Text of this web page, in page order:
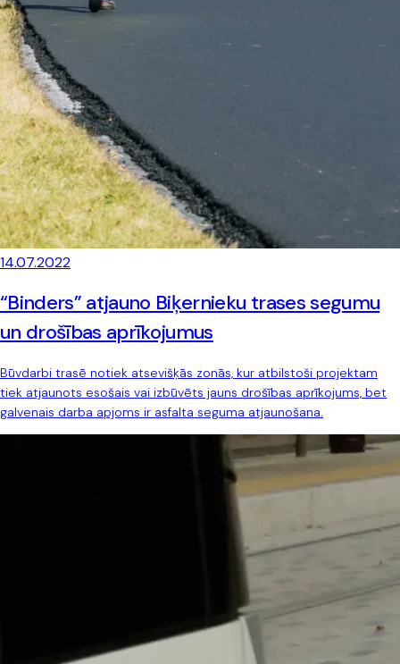
14.07.2022
“Binders” atjauno Biķernieku trases segumu
un drošības aprīkojumus
Būvdarbi trasē notiek atsevišķās zonās, kur atbilstoši projektam
tiek atjaunots esošais vai izbūvēts jauns drošības aprīkojums, bet
galvenais darba apjoms ir asfalta seguma atjaunošana.